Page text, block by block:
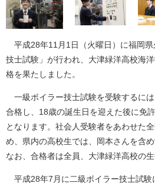
平成28年11月1日（火曜日）に福岡県
技士試験」が行われ、大津緑洋高校海
格を果たしました。
一級ボイラー技士試験を受験するに
合格し、18歳の誕生日を迎えた後に免
となります。社会人受験者をあわせた
め、県内の高校生では、岡本さんを含
なお、合格者は全員、大津緑洋高校の生
平成28年7月に二級ボイラー技士試験